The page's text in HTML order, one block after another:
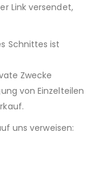
Link versendet,
Schnittes ist
Zwecke
von Einzelteilen
uns verweisen: